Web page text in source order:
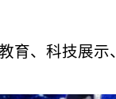
育、科技展